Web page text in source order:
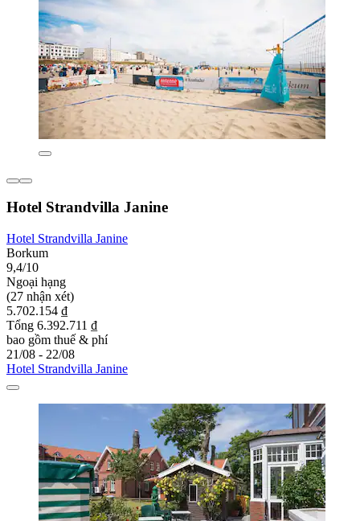
Hotel Strandvilla Janine
Hotel Strandvilla Janine
Borkum
9,4/10
Ngoại hạng
(27 nhận xét)
5.702.154 ₫
Tổng 6.392.711 ₫
bao gồm thuế & phí
21/08 - 22/08
Hotel Strandvilla Janine